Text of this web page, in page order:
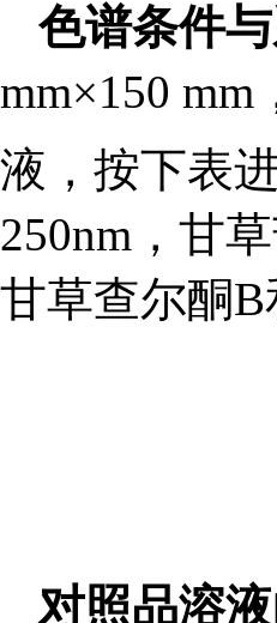
色谱条件
mm×150 mm
液，按下表
250nm，甘
甘草查尔酮
对照品溶液